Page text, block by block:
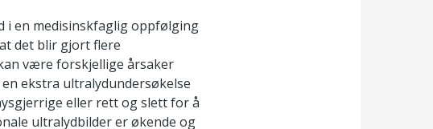
i en medisinskfaglig oppfølging
det blir gjort flere
være forskjellige årsaker
ekstra ultralydundersøkelse
eller rett og slett for å
ultralydbilder er økende og